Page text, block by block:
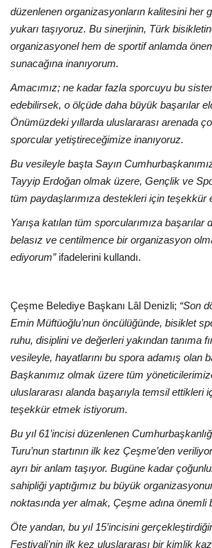
düzenlenen organizasyonların kalitesini her
yukarı taşıyoruz. Bu sinerjinin, Türk
organizasyonel hem de sportif anlamda
sunacağına inanıyorum.
Amacımız; ne kadar fazla sporcuyu bu
edebilirsek, o ölçüde daha büyük başarılar
Önümüzdeki yıllarda uluslararası arenada
sporcular yetiştireceğimize inanıyoruz.
Bu vesileyle başta Sayın
Tayyip Erdoğan olmak üzere, Gençlik ve
tüm paydaşlarımıza destekleri için teşekkür
Yarışa katılan tüm sporcularımıza başarılar
belasız ve centilmence bir organizasyon
ediyorum” ifadelerini kullandı.
Çeşme Belediye Başkanı Lâl Denizli; “Son
Emin Müftüoğlu’nun öncülüğünde, bisiklet
ruhu, disiplini ve değerleri yakından tanıma
vesileyle, hayatlarını bu spora adamış olan
Başkanımız olmak üzere tüm
uluslararası alanda başarıyla temsil ettikleri
teşekkür etmek istiyorum.
Bu yıl 61’incisi düzenlenen
Turu’nun startının ilk kez Çeşme’den
ayrı bir anlam taşıyor. Bugüne kadar
sahipliği yaptığımız bu büyük
noktasında yer almak, Çeşme adına önemli
Öte yandan, bu yıl 15’incisini
Festivali’nin ilk kez uluslararası bir kimlik